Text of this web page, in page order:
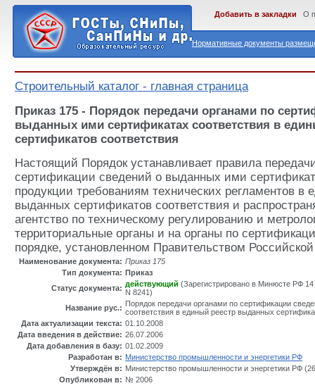
Нормативные документы
Добавить в закладки О
Строительный каталог - главная страница
Приказ 175 - Порядок передачи органами по
выданных ими сертификатах соответствия в
сертификатов соответствия
Настоящий Порядок устанавливает правила
сертификации сведений о выданных ими
продукции требованиям технических регламентов в
выданных сертификатов соответствия и
агентство по техническому регулированию и
территориальные органы и на органы по
порядке, установленном Правительством
Наименование документа: Приказ 175
Тип документа: Приказ
Статус документа: действующий (Зарегистрировано в Минюсте РФ 14
N 8241)
Название рус.: Порядок передачи органами по сертификации
соответствия в единый реестр выданных
Дата актуализации текста: 01.10.2008
Дата введения в действие: 26.07.2006
Дата добавления в базу: 01.02.2009
Разработан в: Министерство промышленности и энергетики РФ
Утверждён в: Министерство промышленности и энергетики РФ
Опубликован в: № 2006